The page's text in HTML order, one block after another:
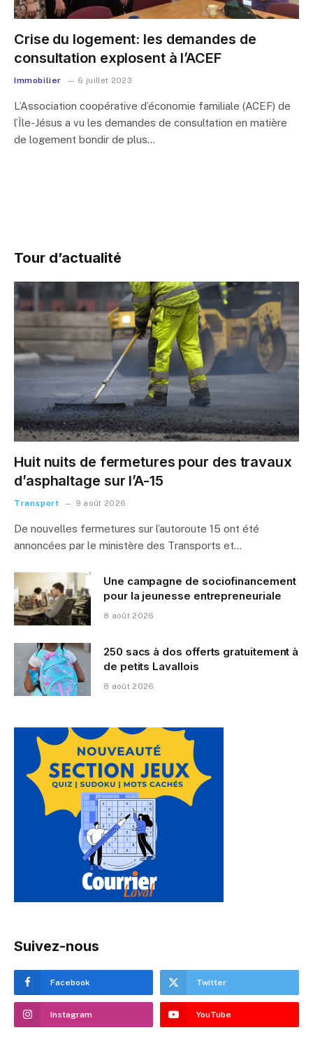
Crise du logement: les demandes de
consultation explosent à l’ACEF
Immobilier 6 juillet 2023
L’Association coopérative d’économie familiale (ACEF) de
l’Île-Jésus a vu les demandes de consultation en matière
de logement bondir de plus…
Tour d’actualité
Huit nuits de fermetures pour des travaux
d’asphaltage sur l’A-15
Transport 9 août 2026
De nouvelles fermetures sur l’autoroute 15 ont été
annoncées par le ministère des Transports et…
Une campagne de sociofinancement
pour la jeunesse entrepreneuriale
8 août 2026
250 sacs à dos offerts gratuitement à
de petits Lavallois
8 août 2026
Suivez-nous
Facebook Twitter
Instagram YouTube